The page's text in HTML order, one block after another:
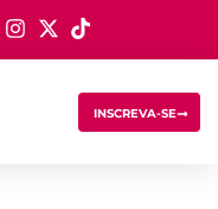
INSCREVA-SE